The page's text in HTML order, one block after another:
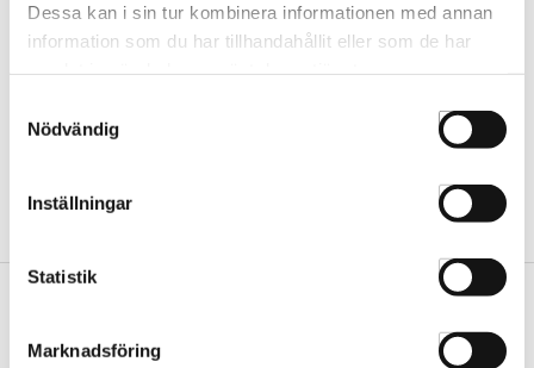
Dessa kan i sin tur kombinera informationen med annan
information som du har tillhandahållit eller som de har
Nödvändig
Inställningar
Statistik
Marknadsföring